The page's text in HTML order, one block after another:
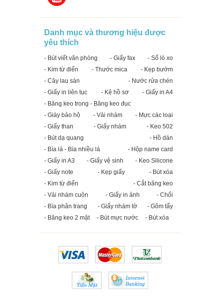
Danh mục và thương hiệu được
yêu thích
- Bút viết văn phòng - Giấy fax
- Sổ lò xo
- Kim từ điển
- Thước mica
- Kẹp bướm
- Cây lau sàn
- Nước rửa chén
- Giấy in liên tục
- Kệ hồ sơ
- Giấy in A4
- Băng keo trong - Băng keo đục
- Giày bảo hộ
- Vải nhám
- Mực các loại
- Giấy than
- Giấy nhám
- Keo 502
- Bút dạ quang
- Hồ dán
- Bìa lá - Bìa nhiều lá
- Hộp name card
- Giấy in A3
- Giấy vệ sinh
- Keo Silicone
- Giấy note
- Kẹp giấy
- Bút xóa
- Kim từ điển
- Cắt băng keo
- Vải nhám cuộn
- Giấy in ảnh
- Chổi
- Bìa phân trang
- Giấy nhám tờ
- Gôm tẩy
- Băng keo 2 mặt
- Bút mực nước - Bút xóa